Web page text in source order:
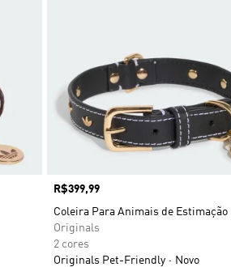
Preço
R$399,99
Coleira Para Animais de Estimação
Originals
2 cores
Originals Pet-Friendly
Novo